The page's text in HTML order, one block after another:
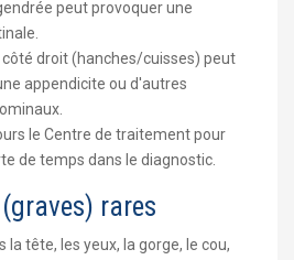
peut provoquer une
côté droit (hanches/cuisses) peut
appendicite ou d'autres
le Centre de traitement pour
de temps dans le diagnostic.
rares
la tête, les yeux, la gorge, le cou,